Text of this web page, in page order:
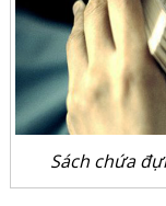
Sách chứa